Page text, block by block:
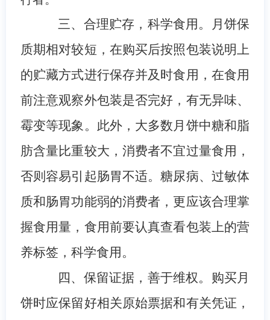
三、合理贮存，科学食用。
月饼保
质期相对较短，在购买后按照包装说明上
的贮藏方式进行保存并及时食用，在食用
前注意观察外包装是否完好，有无异味、
霉变等现象。此外，大多数月饼中糖和脂
肪含量比重较大，消费者不宜过量食用，
否则容易引起肠胃不适。糖尿病、过敏体
质和肠胃功能弱的消费者，更应该合理掌
握食用量，食用前要认真查看包装上的营
养标签，科学食用。
四、保留证据，善于维权。 购买月
饼时应保留好相关原始票据和有关凭证，